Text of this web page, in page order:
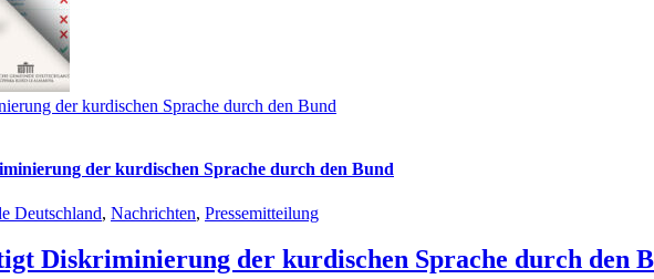
der kurdischen Sprache durch den Bund
der kurdischen Sprache durch den Bund
Deutschland, Nachrichten, Pressemitteilung
Diskriminierung der kurdischen Sprache durch den